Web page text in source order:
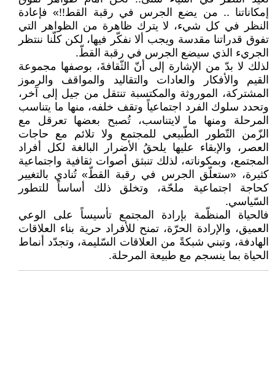
إمكاناتنا .. من يضع الجرس في رقبة القط!!» فإعادة
النظر في كل شيء، لا يترك ظاهرة من الظواهر التي
تفوق قدراتنا مقدسة ويجب ألا نفكّر فيها، لكن كلّنا ننتظر
الجريء الذي سيضع الجرس في رقبة القطّ.
لذلك لا بدّ من الإشارة إلى أنّ الثّقافةَ، بوصفها مجموعة
القيم والأفكار والعادات والتقاليد والمواقف والرموز
المشتركة، الموروثة والمكتسبة تنتقل من جيل إلى آخر،
وتحدد سلوك الفرد اجتماعياً وتقف خلفه، منها ما يتناسب
المرحلة ومنها ما لايتناسب، تُصبح بعضها تعرقل مع
الزّمن التّطور الطّبيعي للمجتمع ولا تلائم مع حاجات
العصر، والإبقاء عليها يلحقُ الأضرار البالغة لكل أفراد
المجتمع، وبمكوناته، لذلك تنبثق أصوات ثقافية واجتماعية
كثيرة، «ستعلّق الجرس في رقبة القطّ» تُنادي بالتغيير
كحاجة اجتماعية ملحّة، وتخلق ذلك أساساً للتطور
السّياسي.
فالحياة المنظّمة بإرادة المجتمع تأسيساً على الوعي
العميق، والإرادة الحرّة، تمنح للأفراد حرية بناء العلاقات
الهادفة، وتبني شبكةً من العلاقات السّليمة، وتجدّد أنماط
الحياة بما ينسجم مع طبيعة المرحلة.